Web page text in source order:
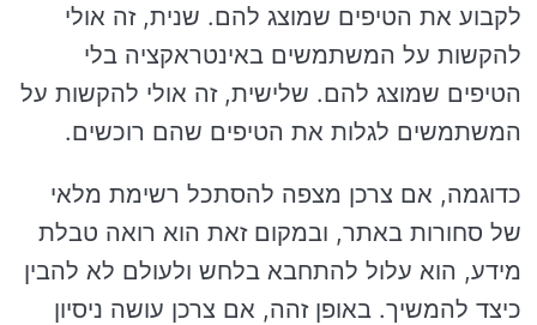
לקבוע את הטיפים שמוצג להם. שנית, זה אולי
להקשות על המשתמשים באינטראקציה בלי
הטיפים שמוצג להם. שלישית, זה אולי להקשות על
המשתמשים לגלות את הטיפים שהם רוכשים.
כדוגמה, אם צרכן מצפה להסתכל רשימת מלאי
של סחורות באתר, ובמקום זאת הוא רואה טבלת
מידע, הוא עלול להתחבא בלחש ולעולם לא להבין
כיצד להמשיך. באופן זהה, אם צרכן עושה ניסיון